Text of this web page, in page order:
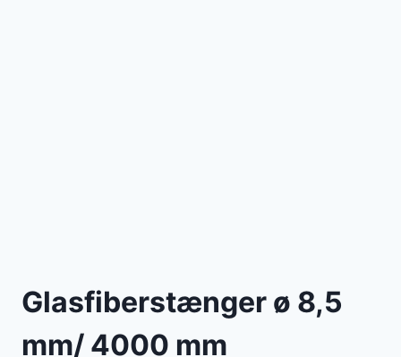
Glasfiberstænger ø 8,5
mm/ 4000 mm